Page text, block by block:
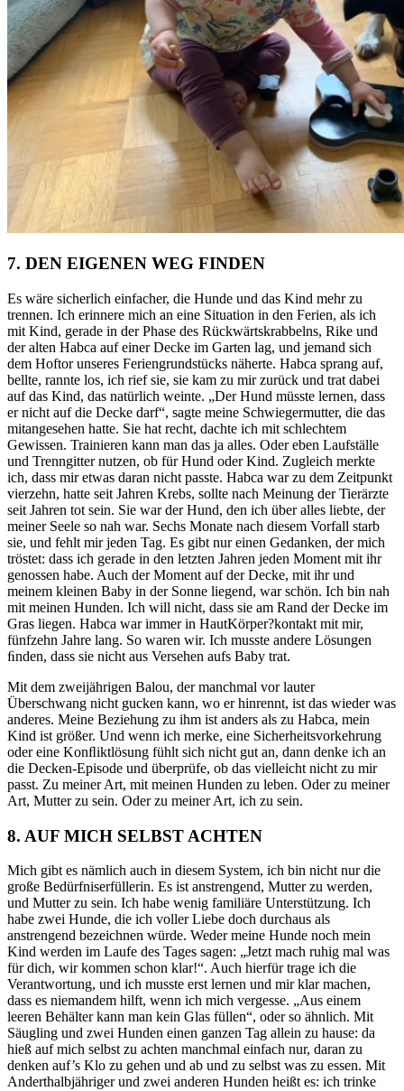
7. DEN EIGENEN WEG FINDEN
Es wäre sicherlich einfacher, die Hunde und das Kind mehr zu
trennen. Ich erinnere mich an eine Situation in den Ferien, als ich
mit Kind, gerade in der Phase des Rückwärtskrabbelns, Rike und
der alten Habca auf einer Decke im Garten lag, und jemand sich
dem Hoftor unseres Feriengrundstücks näherte. Habca sprang auf,
bellte, rannte los, ich rief sie, sie kam zu mir zurück und trat dabei
auf das Kind, das natürlich weinte. „Der Hund müsste lernen, dass
er nicht auf die Decke darf“, sagte meine Schwiegermutter, die das
mitangesehen hatte. Sie hat recht, dachte ich mit schlechtem
Gewissen. Trainieren kann man das ja alles. Oder eben Laufställe
und Trenngitter nutzen, ob für Hund oder Kind. Zugleich merkte
ich, dass mir etwas daran nicht passte. Habca war zu dem Zeitpunkt
vierzehn, hatte seit Jahren Krebs, sollte nach Meinung der Tierärzte
seit Jahren tot sein. Sie war der Hund, den ich über alles liebte, der
meiner Seele so nah war. Sechs Monate nach diesem Vorfall starb
sie, und fehlt mir jeden Tag. Es gibt nur einen Gedanken, der mich
tröstet: dass ich gerade in den letzten Jahren jeden Moment mit ihr
genossen habe. Auch der Moment auf der Decke, mit ihr und
meinem kleinen Baby in der Sonne liegend, war schön. Ich bin nah
mit meinen Hunden. Ich will nicht, dass sie am Rand der Decke im
Gras liegen. Habca war immer in HautKörper?kontakt mit mir,
fünfzehn Jahre lang. So waren wir. Ich musste andere Lösungen
ﬁnden, dass sie nicht aus Versehen aufs Baby trat.
Mit dem zweijährigen Balou, der manchmal vor lauter
Überschwang nicht gucken kann, wo er hinrennt, ist das wieder was
anderes. Meine Beziehung zu ihm ist anders als zu Habca, mein
Kind ist größer. Und wenn ich merke, eine Sicherheitsvorkehrung
oder eine Konﬂiktlösung fühlt sich nicht gut an, dann denke ich an
die Decken-Episode und überprüfe, ob das vielleicht nicht zu mir
passt. Zu meiner Art, mit meinen Hunden zu leben. Oder zu meiner
Art, Mutter zu sein. Oder zu meiner Art, ich zu sein.
8. AUF MICH SELBST ACHTEN
Mich gibt es nämlich auch in diesem System, ich bin nicht nur die
große Bedürfniserfüllerin. Es ist anstrengend, Mutter zu werden,
und Mutter zu sein. Ich habe wenig familiäre Unterstützung. Ich
habe zwei Hunde, die ich voller Liebe doch durchaus als
anstrengend bezeichnen würde. Weder meine Hunde noch mein
Kind werden im Laufe des Tages sagen: „Jetzt mach ruhig mal was
für dich, wir kommen schon klar!“. Auch hierfür trage ich die
Verantwortung, und ich musste erst lernen und mir klar machen,
dass es niemandem hilft, wenn ich mich vergesse. „Aus einem
leeren Behälter kann man kein Glas füllen“, oder so ähnlich. Mit
Säugling und zwei Hunden einen ganzen Tag allein zu hause: da
hieß auf mich selbst zu achten manchmal einfach nur, daran zu
denken auf’s Klo zu gehen und ab und zu selbst was zu essen. Mit
Anderthalbjähriger und zwei anderen Hunden heißt es: ich trinke